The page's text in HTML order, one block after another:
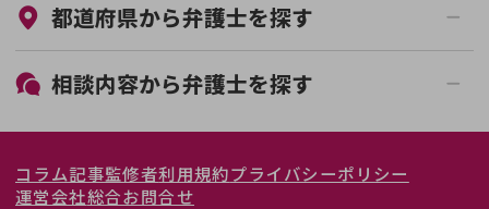
初回相談無料
土日祝の相談可能
都道府県から弁護士を探す
北海道・東北
北海道 青森県
岩手県 宮城県
関東
東京都 神奈川県
東海
相談内容から弁護士を探す
離婚裁判
親権・面会交流権
コラム記事監修者利用規約プライバシーポリシー
運営会社総合お問合せ